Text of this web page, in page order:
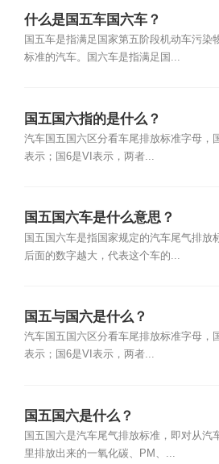
什么是国五车国六车？
国五车是指满足国家第五阶段机动车污染
标准的汽车。国六车是指满足国...
国五国六指的是什么？
汽车国五国六区分看车尾排放标准字母，
表示；国6是VI表示，两者...
国五国六车是什么意思？
国五国六车是指国家规定的汽车尾气排放
后面的数字越大，代表这个车的...
国五与国六是什么？
汽车国五国六区分看车尾排放标准字母，
表示；国6是VI表示，两者...
国五国六是什么？
国五国六是汽车尾气排放标准，即对从汽
里排放出来的一氧化碳、PM、...